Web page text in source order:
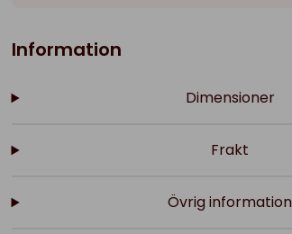
Information
Dimensioner
Frakt
Övrig information